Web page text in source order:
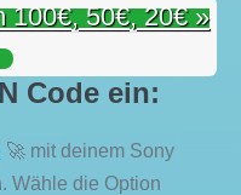
100€, 50€, 20€ »
Code ein:
🚀 mit deinem Sony
Wähle die Option